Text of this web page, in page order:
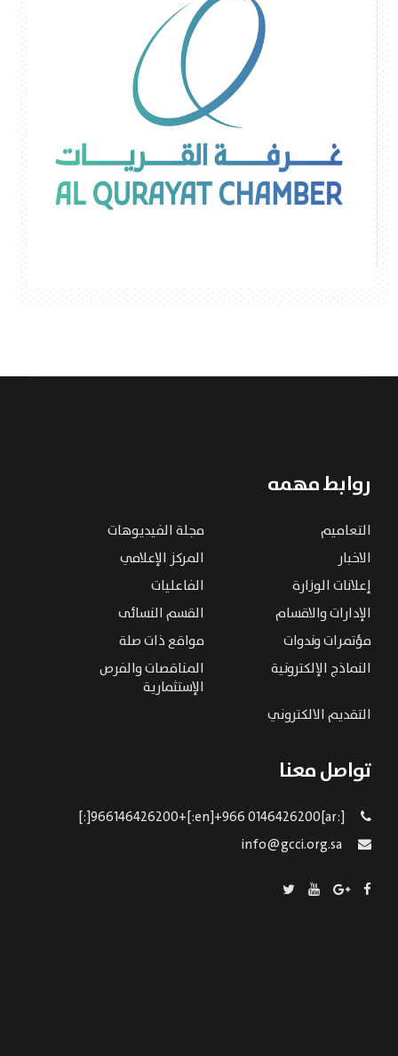
روابط مهمه
التعاميم
مجلة الفيديوهات
الاخبار
المركز الإعلامي
إعلانات الوزارة
الفاعليات
الإدارات والاقسام
القسم النسائى
مؤتمرات وندوات
مواقع ذات صلة
النماذج الإلكترونية
المناقصات والفرص
الإستثمارية
التقديم الالكتروني
تواصل معنا
[:ar]966146426200+[:en]+966 0146426200[:]